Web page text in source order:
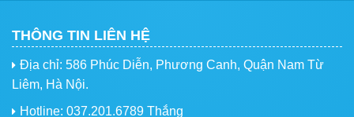
THÔNG TIN LIÊN HỆ
Địa chỉ: 586 Phúc Diễn, Phương Canh, Quận Nam Từ
Liêm, Hà Nội.
Hotline: 037.201.6789 Thắng